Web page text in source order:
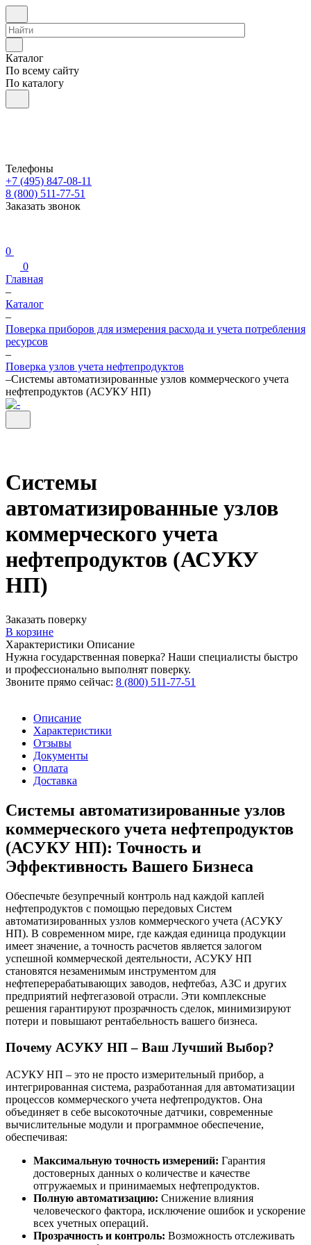
Каталог
По всему сайту
По каталогу
Телефоны
+7 (495) 847-08-11
8 (800) 511-77-51
Заказать звонок
0
0
Главная
–
Каталог
–
Поверка приборов для измерения расхода и учета потребления
ресурсов
–
Поверка узлов учета нефтепродуктов
–Системы автоматизированные узлов коммерческого учета
нефтепродуктов (АСУКУ НП)
Системы
автоматизированные узлов
коммерческого учета
нефтепродуктов (АСУКУ
НП)
Заказать поверку
В корзине
Характеристики Описание
Нужна государственная поверка? Наши специалисты быстро
и профессионально выполнят поверку.
Звоните прямо сейчас: 8 (800) 511-77-51
Описание
Характеристики
Отзывы
Документы
Оплата
Доставка
Системы автоматизированные узлов
коммерческого учета нефтепродуктов
(АСУКУ НП): Точность и
Эффективность Вашего Бизнеса
Обеспечьте безупречный контроль над каждой каплей
нефтепродуктов с помощью передовых Систем
автоматизированных узлов коммерческого учета (АСУКУ
НП). В современном мире, где каждая единица продукции
имеет значение, а точность расчетов является залогом
успешной коммерческой деятельности, АСУКУ НП
становятся незаменимым инструментом для
нефтеперерабатывающих заводов, нефтебаз, АЗС и других
предприятий нефтегазовой отрасли. Эти комплексные
решения гарантируют прозрачность сделок, минимизируют
потери и повышают рентабельность вашего бизнеса.
Почему АСУКУ НП – Ваш Лучший Выбор?
АСУКУ НП – это не просто измерительный прибор, а
интегрированная система, разработанная для автоматизации
процессов коммерческого учета нефтепродуктов. Она
объединяет в себе высокоточные датчики, современные
вычислительные модули и программное обеспечение,
обеспечивая:
Максимальную точность измерений: Гарантия
достоверных данных о количестве и качестве
отгружаемых и принимаемых нефтепродуктов.
Полную автоматизацию: Снижение влияния
человеческого фактора, исключение ошибок и ускорение
всех учетных операций.
Прозрачность и контроль: Возможность отслеживать